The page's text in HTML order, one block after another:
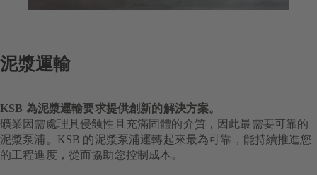
泥漿運輸
KSB 為泥漿運輸要求提供創新的解決方案。
礦業因需處理具侵蝕性且充滿固體的介質，因此最需要可靠的
泥漿泵浦。KSB 的泥漿泵浦運轉起來最為可靠，能持續推進您
的工程進度，從而協助您控制成本。